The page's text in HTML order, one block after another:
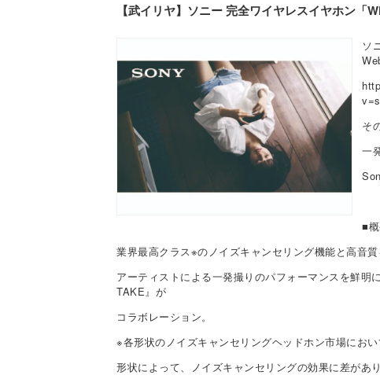
【武イリヤ】ソニー 完全ワイヤレスイヤホン「
ソ
そ
一
■
業界最高クラス※のノイズキャンセリング機能と高音
アーティストによる一発撮りのパフォーマンスを鮮明
TAKE』が
コラボレーション。
※各形状のノイズキャンセリングヘッドホン市場におい
形状によって、ノイズキャンセリングの効果に差があり